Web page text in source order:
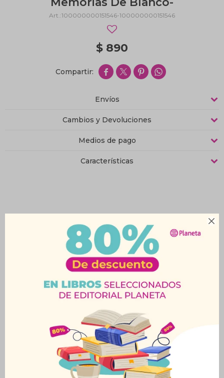

100000000151546-100000000151546
$ 890
   
Envíos
Cambios y Devoluciones
Medios de pago
Características
Productos que te pueden interesar
La Vida, Esa
Oportunidad
Querida Mamá Me
Dueles